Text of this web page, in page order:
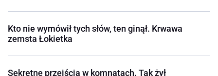
Kto nie wymówił tych słów, ten ginął. Krwawa
zemsta Łokietka
Sekretne przejścia w komnatach. Tak żył